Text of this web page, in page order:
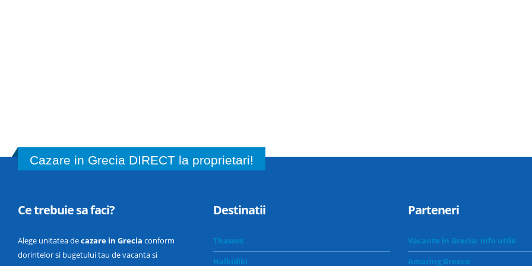
Cazare in Grecia DIRECT la proprietari!
Ce trebuie sa faci?
Alege unitatea decazare in Grecia conform
dorintelor si bugetului tau de vacanta si
Destinatii
Thassos
Halkidiki
Parteneri
Vacante in Grecia: info utile
Amazing Greece